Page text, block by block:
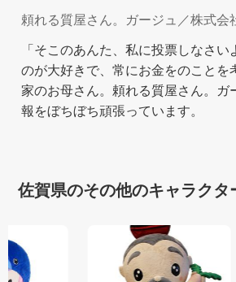
頼れる質屋さん。ガージュ／株式会
「そこのあんた、私に投票しなさい
のが大好きで、常にお金をのことを
家のお母さん。頼れる質屋さん。ガ
報をぼちぼち頑張っています。
佐賀県のその他のキャラクタ